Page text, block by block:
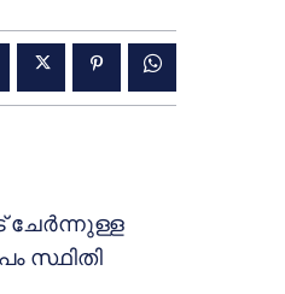
ചേര്‍ന്നുള്ള
സ്ഥിതി